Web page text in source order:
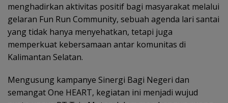
menghadirkan aktivitas positif bagi masyarakat melalui
gelaran Fun Run Community, sebuah agenda lari santai
yang tidak hanya menyehatkan, tetapi juga
memperkuat kebersamaan antar komunitas di
Kalimantan Selatan.
Mengusung kampanye Sinergi Bagi Negeri dan
semangat One HEART, kegiatan ini menjadi wujud